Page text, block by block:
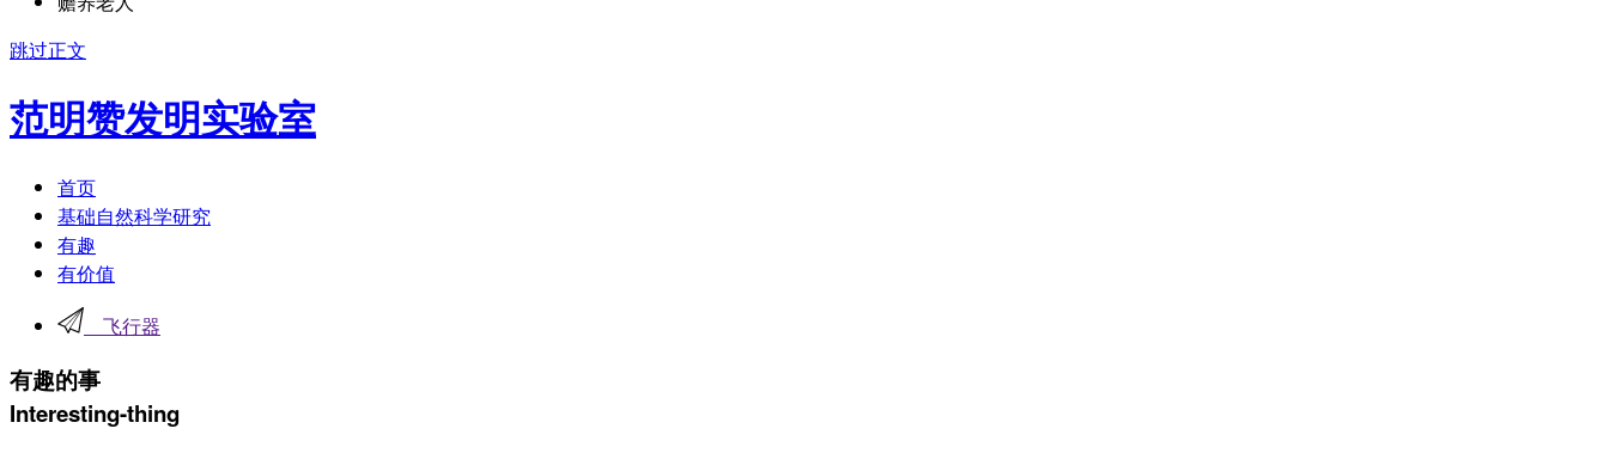
跳过正文
范明赞发明实验室
首页
基础自然科学研究
有趣
有价值
飞行器
有趣的事
Interesting-thing